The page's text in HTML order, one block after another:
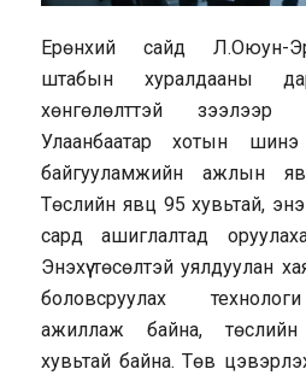
Ерөнхий сайд Л.Оюун-
штабын хуралдааны
хөнгөлөлттэй
Улаанбаатар хотын
байгууламжийн ажлын
Төслийн явц 95 хувьтай,
сард ашиглалтад
Энэхүү төсөлтэй уялдуулан
боловсруулах
ажиллаж байна,
хувьтай байна. Төв